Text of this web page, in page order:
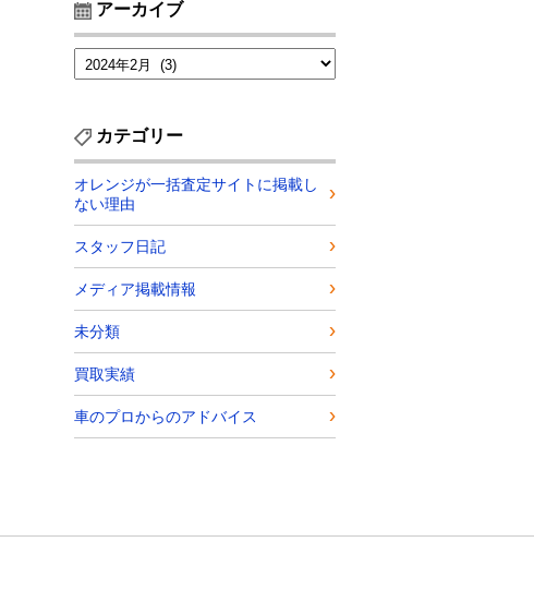
アーカイブ
カテゴリー
オレンジが一括査定サイトに掲載し
ない理由
スタッフ日記
メディア掲載情報
未分類
買取実績
車のプロからのアドバイス